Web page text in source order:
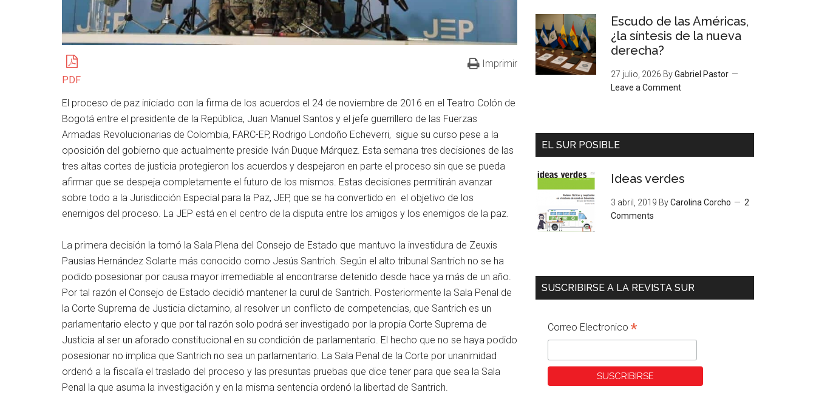
PDF
Imprimir
El proceso de paz iniciado con la firma de los acuerdos el 24 de noviembre de 2016 en el Teatro Colón de
Bogotá entre el presidente de la República, Juan Manuel Santos y el jefe guerrillero de las Fuerzas
Armadas Revolucionarias de Colombia, FARC-EP, Rodrigo Londoño Echeverri, sigue su curso pese a la
oposición del gobierno que actualmente preside Iván Duque Márquez. Esta semana tres decisiones de las
tres altas cortes de justicia protegieron los acuerdos y despejaron en parte el proceso sin que se pueda
afirmar que se despeja completamente el futuro de los mismos. Estas decisiones permitirán avanzar
sobre todo a la Jurisdicción Especial para la Paz, JEP, que se ha convertido en el objetivo de los
enemigos del proceso. La JEP está en el centro de la disputa entre los amigos y los enemigos de la paz.
La primera decisión la tomó la Sala Plena del Consejo de Estado que mantuvo la investidura de Zeuxis
Pausias Hernández Solarte más conocido como Jesús Santrich. Según el alto tribunal Santrich no se ha
podido posesionar por causa mayor irremediable al encontrarse detenido desde hace ya más de un año.
Por tal razón el Consejo de Estado decidió mantener la curul de Santrich. Posteriormente la Sala Penal de
la Corte Suprema de Justicia dictamino, al resolver un conflicto de competencias, que Santrich es un
parlamentario electo y que por tal razón solo podrá ser investigado por la propia Corte Suprema de
Justicia al ser un aforado constitucional en su condición de parlamentario. El hecho que no se haya podido
posesionar no implica que Santrich no sea un parlamentario. La Sala Penal de la Corte por unanimidad
ordenó a la fiscalía el traslado del proceso y las presuntas pruebas que dice tener para que sea la Sala
Penal la que asuma la investigación y en la misma sentencia ordenó la libertad de Santrich.
Escudo de las Américas,
¿la síntesis de la nueva
derecha?
27 julio, 2026 ByGabriel Pastor
Leave a Comment
EL SUR POSIBLE
Ideas verdes
3 abril, 2019 ByCarolina Corcho
2
Comments
SUSCRIBIRSE A LA REVISTA SUR
Correo Electronico *